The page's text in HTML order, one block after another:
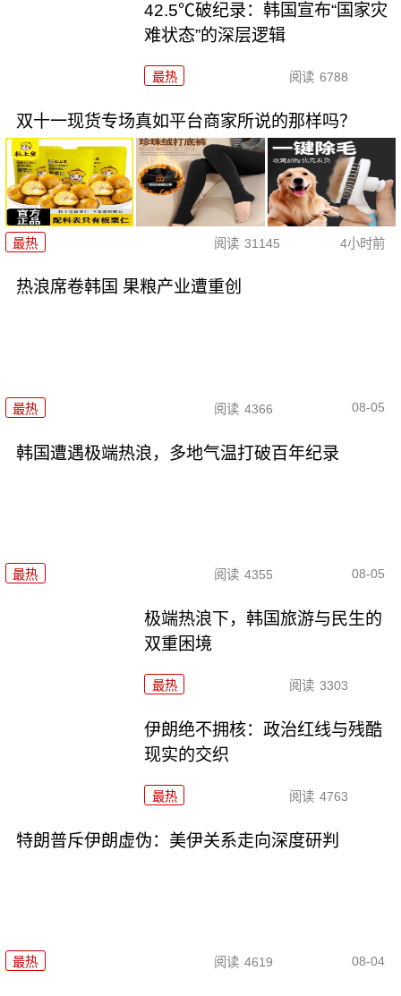
42.5℃破纪录：韩国宣布“国家灾
难状态”的深层逻辑
最热 阅读 6788
双十一现货专场真如平台商家所说的那样吗？
最热 阅读 31145 4小时前
热浪席卷韩国 果粮产业遭重创
最热 阅读 4366 08-05
韩国遭遇极端热浪，多地气温打破百年纪录
最热 阅读 4355 08-05
极端热浪下，韩国旅游与民生的
双重困境
最热 阅读 3303
伊朗绝不拥核：政治红线与残酷
现实的交织
最热 阅读 4763
特朗普斥伊朗虚伪：美伊关系走向深度研判
最热 阅读 4619 08-04